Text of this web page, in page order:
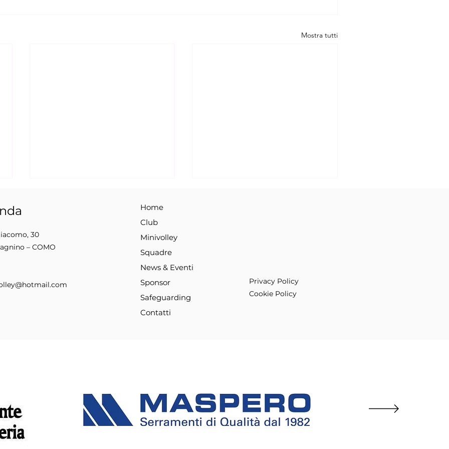
Mostra tutti
News 21 - 27.03.26
30
– COMO
Home
Club
Minivolley
Squadre
News & Eventi
Sponsor
Safeguarding
Contatti
Privacy Policy
Cookie Policy